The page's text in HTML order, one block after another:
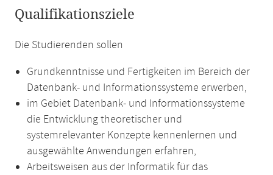
Qualifikationsziele
Die Studierenden sollen
Grundkenntnisse und Fertigkeiten im Bereich der
Datenbank- und Informationssysteme erwerben,
im Gebiet Datenbank- und Informationssysteme
die Entwicklung theoretischer und
systemrelevanter Konzepte kennenlernen und
ausgewählte Anwendungen erfahren,
Arbeitsweisen aus der Informatik für das